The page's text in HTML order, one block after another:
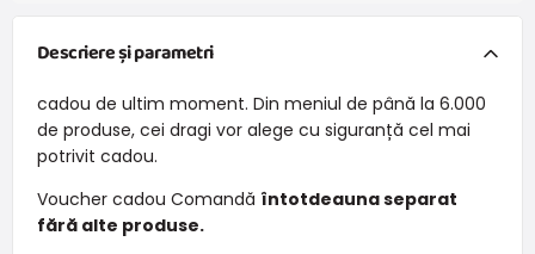
Descriere și parametri
cadou de ultim moment. Din meniul de până la 6.000
de produse, cei dragi vor alege cu siguranță cel mai
potrivit cadou.
Voucher cadou Comandă întotdeauna separat
fără alte produse.